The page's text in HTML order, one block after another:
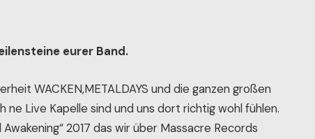
eurer Band.
WACKEN,METALDAYS und die ganzen großen
ne Live Kapelle sind und uns dort richtig wohl fühlen.
2017 das wir über Massacre Records